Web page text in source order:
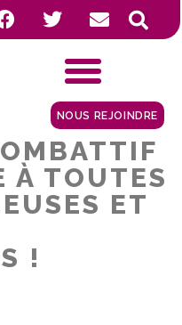
NOUS REJOINDRE
À TOUTES
ET
!